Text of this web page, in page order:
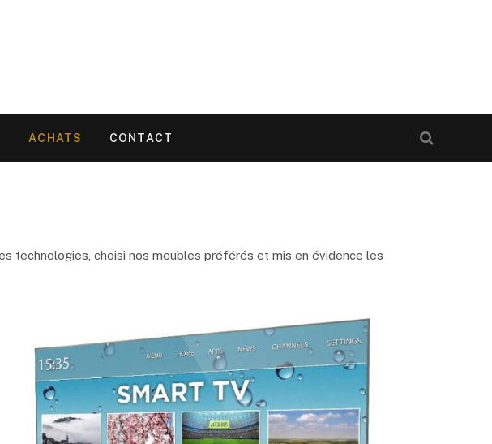
ACHATS CONTACT
technologies, choisi nos meubles préférés et mis en évidence les